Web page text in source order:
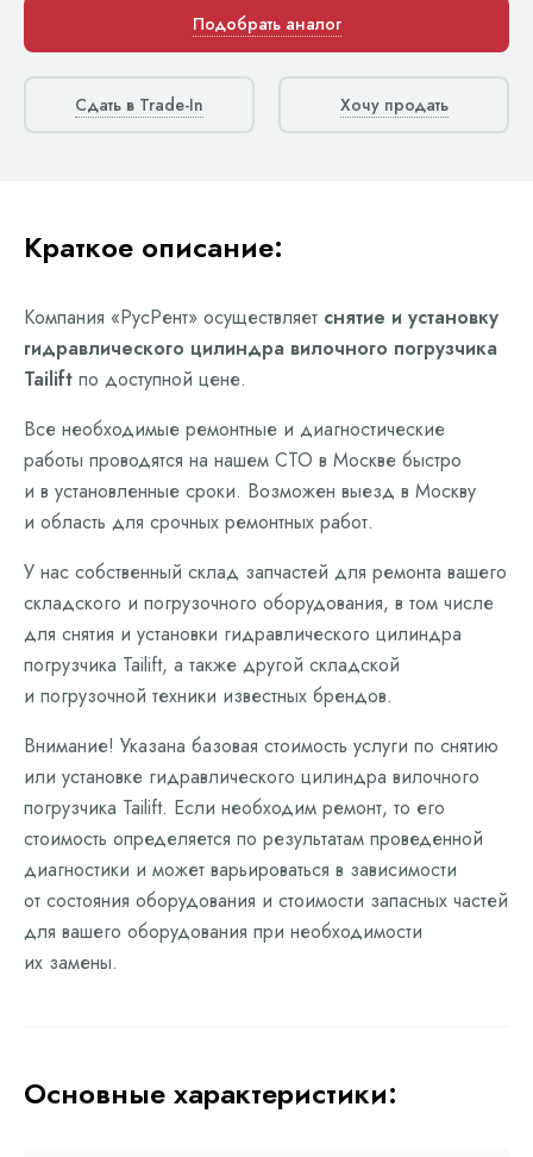
Подобрать аналог
Сдать в Trade-In Хочу продать
Краткое описание:
Компания «РусРент» осуществляет снятие и установку
гидравлического цилиндра вилочного погрузчика
Tailift по доступной цене.
Все необходимые ремонтные и диагностические
работы проводятся на нашем СТО в Москве быстро
и в установленные сроки. Возможен выезд в Москву
и область для срочных ремонтных работ.
У нас собственный склад запчастей для ремонта вашего
складского и погрузочного оборудования, в том числе
для снятия и установки гидравлического цилиндра
погрузчика Tailift, а также другой складской
и погрузочной техники известных брендов.
Внимание! Указана базовая стоимость услуги по снятию
или установке гидравлического цилиндра вилочного
погрузчика Tailift. Если необходим ремонт, то его
стоимость определяется по результатам проведенной
диагностики и может варьироваться в зависимости
от состояния оборудования и стоимости запасных частей
для вашего оборудования при необходимости
их замены.
Основные характеристики: